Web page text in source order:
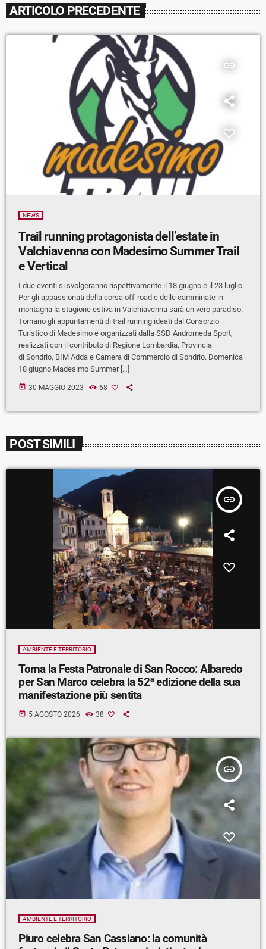
ARTICOLO PRECEDENTE
insert_link
NEWS
Trail running protagonista dell’estate in
Valchiavenna con Madesimo Summer Trail
e Vertical
I due eventi si svolgeranno rispettivamente il 18 giugno e il 23 luglio.
Per gli appassionati della corsa off-road e delle camminate in
montagna la stagione estiva in Valchiavenna sarà un vero paradiso.
Tornano gli appuntamenti di trail running ideati dal Consorzio
Turistico di Madesimo e organizzati dalla SSD Andromeda Sport,
realizzati con il contributo di Regione Lombardia, Provincia
di Sondrio, BIM Adda e Camera di Commercio di Sondrio. Domenica
18 giugno Madesimo Summer […]
today 30 MAGGIO 2023 68
POST SIMILI
insert_link
AMBIENTE E TERRITORIO
Torna la Festa Patronale di San Rocco: Albaredo
per San Marco celebra la 52ª edizione della sua
manifestazione più sentita
today 5 AGOSTO 2026 38
insert_link
AMBIENTE E TERRITORIO
Piuro celebra San Cassiano: la comunità